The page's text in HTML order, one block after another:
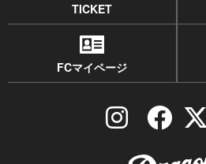
TICKET
FCマイページ